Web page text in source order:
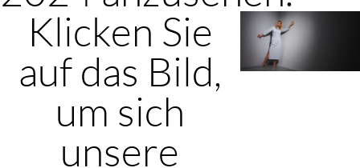
Klicken Sie
auf das Bild,
um sich
unsere